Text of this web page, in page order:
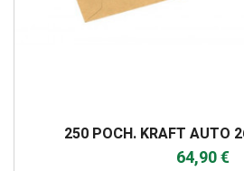
250 POCH. KRAFT AUTO
64,90 €